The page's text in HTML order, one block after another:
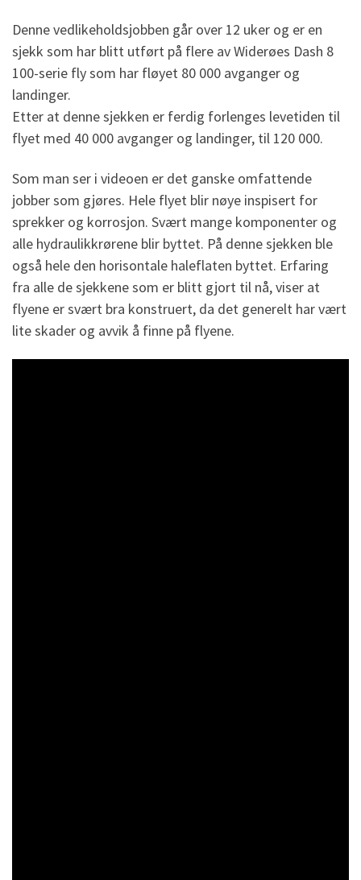
Denne vedlikeholdsjobben går over 12 uker og er en
sjekk som har blitt utført på flere av Widerøes Dash 8
100-serie fly som har fløyet 80 000 avganger og
landinger.
Etter at denne sjekken er ferdig forlenges levetiden til
flyet med 40 000 avganger og landinger, til 120 000.
Som man ser i videoen er det ganske omfattende
jobber som gjøres. Hele flyet blir nøye inspisert for
sprekker og korrosjon. Svært mange komponenter og
alle hydraulikkrørene blir byttet. På denne sjekken ble
også hele den horisontale haleflaten byttet. Erfaring
fra alle de sjekkene som er blitt gjort til nå, viser at
flyene er svært bra konstruert, da det generelt har vært
lite skader og avvik å finne på flyene.